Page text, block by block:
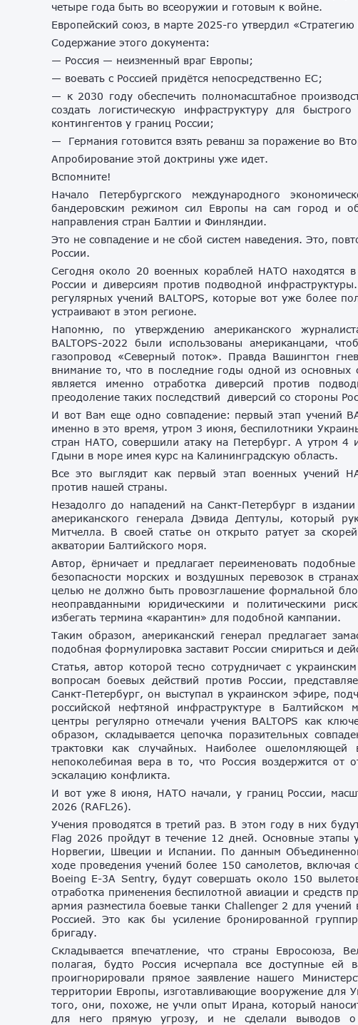
четыре года быть во всеоружии и готовым к войне.
Европейский союз, в марте 2025-го утвердил
Содержание этого документа:
— Россия — неизменный враг Европы;
— воевать с Россией придётся непосредственно ЕС;
— к 2030 году обеспечить полномасштабное
создать логистическую инфраструктуру для
контингентов у границ России;
— Германия готовится взять реванш за поражение во
Апробирование этой доктрины уже идет.
Вспомните!
Начало Петербургского международного
бандеровским режимом сил Европы на сам город и
направления стран Балтии и Финляндии.
Это не совпадение и не сбой систем наведения. Это,
России.
Сегодня около 20 военных кораблей НАТО находятся
России и диверсиям против подводной
регулярных учений BALTOPS, которые вот уже более
устраивают в этом регионе.
Напомню, по утверждению американского
BALTOPS-2022 были использованы американцами,
газопровод «Северный поток». Правда Вашингтон
внимание то, что в последние годы одной из основных
является именно отработка диверсий против
преодоление таких последствий диверсий со стороны
И вот Вам еще одно совпадение: первый этап учений
именно в это время, утром 3 июня, беспилотники
стран НАТО, совершили атаку на Петербург. А утром
Гдыни в море имея курс на Калининградскую область.
Все это выглядит как первый этап военных учений
против нашей страны.
Незадолго до нападений на Санкт-Петербург в
американского генерала Дэвида Дептулы, который
Митчелла. В своей статье он открыто ратует за
акватории Балтийского моря.
Автор, ёрничает и предлагает переименовать
безопасности морских и воздушных перевозок в
целью не должно быть провозглашение формальной
неоправданными юридическими и политическими
избегать термина «карантин» для подобной кампании.
Таким образом, американский генерал предлагает
подобная формулировка заставит России смириться и
Статья, автор которой тесно сотрудничает с
вопросам боевых действий против России,
Санкт-Петербург, он выступал в украинском эфире,
российской нефтяной инфраструктуре в Балтийском
центры регулярно отмечали учения BALTOPS как
образом, складывается цепочка поразительных
трактовки как случайных. Наиболее ошеломляющей
непоколебимая вера в то, что Россия воздержится от
эскалацию конфликта.
И вот уже 8 июня, НАТО начали, у границ России,
2026 (RAFL26).
Учения проводятся в третий раз. В этом году в них
Flag 2026 пройдут в течение 12 дней. Основные этапы
Норвегии, Швеции и Испании. По данным
ходе проведения учений более 150 самолетов,
Boeing E-3A Sentry, будут совершать около 150
отработка применения беспилотной авиации и средств
армия разместила боевые танки Challenger 2 для
Россией. Это как бы усиление бронированной
бригаду.
Складывается впечатление, что страны Евросоюза,
полагая, будто Россия исчерпала все доступные
проигнорировали прямое заявление нашего
территории Европы, изготавливающие вооружение для
того, они, похоже, не учли опыт Ирана, который
для него прямую угрозу, и не сделали выводов